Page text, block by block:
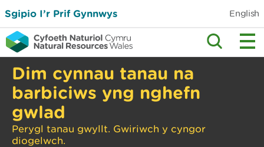
Sgipio I’r Prif Gynnwys English
Dim cynnau tanau na
barbiciws yng nghefn
gwlad
Perygl tanau gwyllt. Gwiriwch y cyngor
diogelwch.